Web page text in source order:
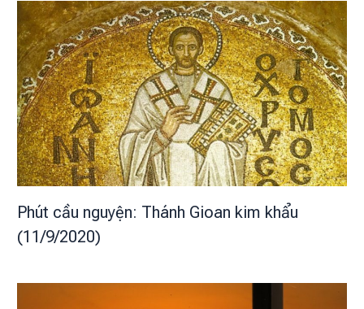
Phút cầu nguyện: Thánh Gioan kim khẩu
(11/9/2020)